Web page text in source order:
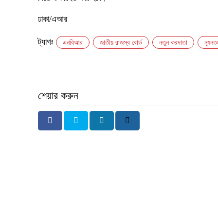
ঢাকা/এআর
ট্যাগঃ এনবিআর জাতীয় রাজস্ব বোর্ড নতুন করদাতা
শেয়ার করুন